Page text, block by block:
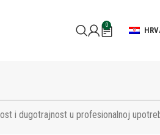
0
i dugotrajnost u profesionalnoj